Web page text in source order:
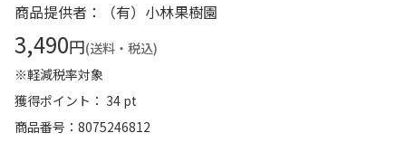
商品提供者：（有）小林果樹園
3,490円(送料・税込)
※軽減税率対象
獲得ポイント： 34 pt
商品番号
8075246812